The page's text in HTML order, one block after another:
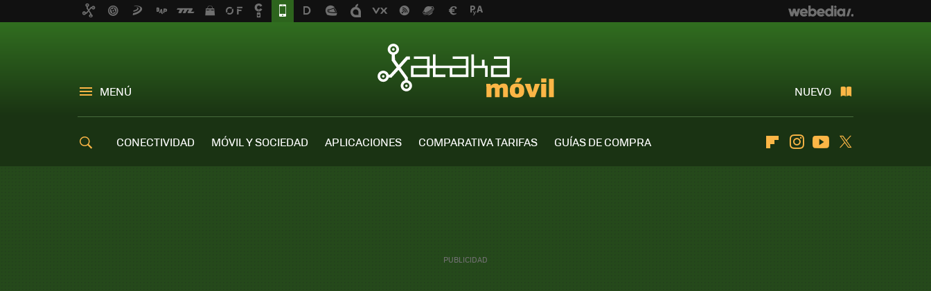
MENÚ NUEVO
CONECTIVIDAD MÓVIL Y SOCIEDAD APLICACIONES COMPARATIVA TARIFAS
GUÍAS DE COMPRA
FlipboardInstagramYoutube